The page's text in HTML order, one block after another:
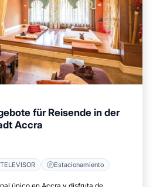
für Reisende in der
Accra
TELEVISOR Estacionamiento